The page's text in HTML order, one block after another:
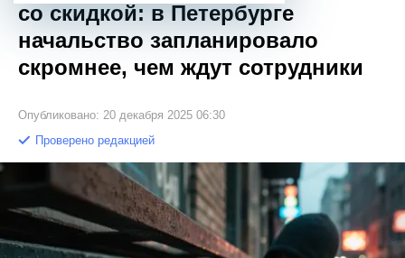
со скидкой: в Петербурге
начальство запланировало
скромнее, чем ждут сотрудники
Опубликовано: 20 декабря 2025 06:30
Проверено редакцией